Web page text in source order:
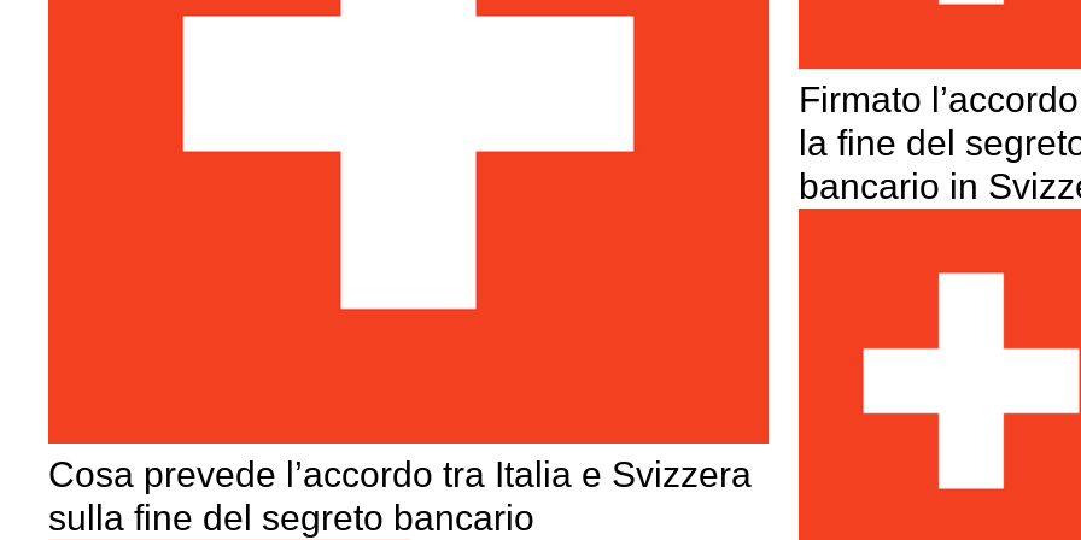
Cosa prevede l’accordo tra Italia e Svizzera
sulla fine del segreto bancario
Firmato
la fine del
bancario in